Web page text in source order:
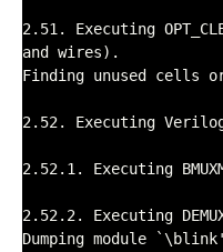
2.51. Executing
and wires).
Finding unused cells
2.52. Executing
2.52.1. Executing
2.52.2. Executing
Dumping module